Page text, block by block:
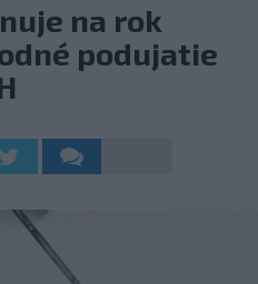
na rok
podujatie